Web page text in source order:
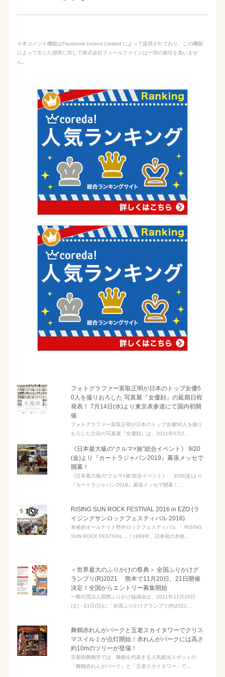
※本コメント機能はFacebook Ireland Limited によって提供されており、この機能
によって生じた損害に対して株式会社フィールファインは一切の責任を負いませ
ん。
フォトグラファー富取正明が日本のトップ女優5
0人を撮りおろした 写真展『女優顔』の延期日程
発表！ 7月14日(水)より東京表参道にて国内初開
催
フォトグラファー富取正明が日本のトップ女優50人を撮り
おろした注目の写真展『女優顔』は、2021年5月2...
《日本最大級の“クルマ×旅”総合イベント》 9/20
(金)より『カートラジャパン2019』幕張メッセで
開幕！
《日本最大級の“クルマ×旅”総合イベント》 9/20(金)より
『カートラジャパン2019』幕張メッセで開幕！...
RISING SUN ROCK FESTIVAL 2016 in EZO (ラ
イジングサンロックフェスティバル 2016)
本格的オールナイト野外ロックフェスティバル 「 RISING
SUN ROCK FESTIVAL 」! 1999年、日本初の本格...
＜世界最大のふりかけの祭典＞ 全国ふりかけグ
ランプリ(R)2021 熊本で11月20日、21日開催
決定！全国からエントリー募集開始
一般社団法人国際ふりかけ協議会は、2021年11月20日
(土)・21日(日)に「全国ふりかけグランプリ(R)2021...
舞鶴赤れんがパークと五老スカイタワーでクリス
マスイルミが点灯開始！赤れんがパークには高さ
約10mのツリーが登場！
京都府舞鶴市では、舞鶴を代表する人気観光スポットの
「舞鶴赤れんがパーク」と「五老スカイタワー」で...